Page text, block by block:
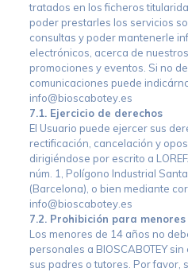
tratados en los ficheros
poder prestarles los servicios
consultas y poder mantenerle
electrónicos, acerca de
promociones y eventos. Si no
comunicaciones puede
info@bioscabotey.es
7.1. Ejercicio de derechos
El Usuario puede ejercer sus
rectificación, cancelación y
dirigiéndose por escrito a
núm. 1, Polígono Industrial
(Barcelona), o bien mediante
info@bioscabotey.es
7.2. Prohibición para menores
Los menores de 14 años no
personales a BIOSCABOTEY
sus padres o tutores. Por favor,